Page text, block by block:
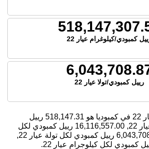
كمبودي/كيلوغرام عيار 22
رييل كمبودي/تولا عيار 22
518,147.31 رييل
16,116,557.00 رييل كمبودي لكل
رييل كمبودي لكل تولة عيار 22,
كمبودي لكل كيلوجرام عيار 22.